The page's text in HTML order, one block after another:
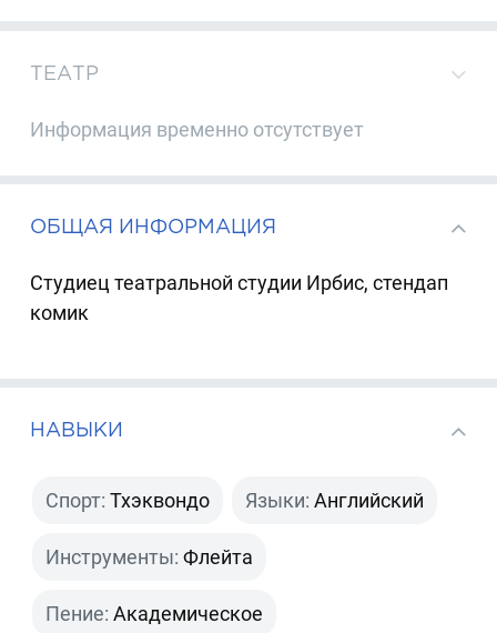
ТЕАТР
Информация временно отсутствует
ОБЩАЯ ИНФОРМАЦИЯ
Студиец театральной студии Ирбис, стендап
комик
НАВЫКИ
Спорт: Тхэквондо Языки: Английский
Инструменты: Флейта
Пение: Академическое